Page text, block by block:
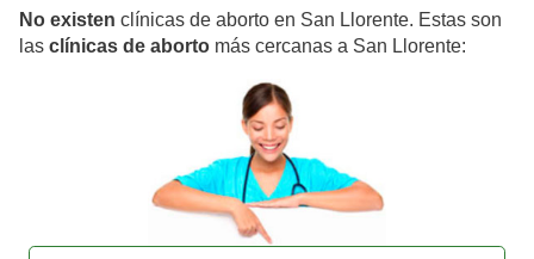
No existen clínicas de aborto en San Llorente. Estas son
las clínicas de aborto más cercanas a San Llorente: